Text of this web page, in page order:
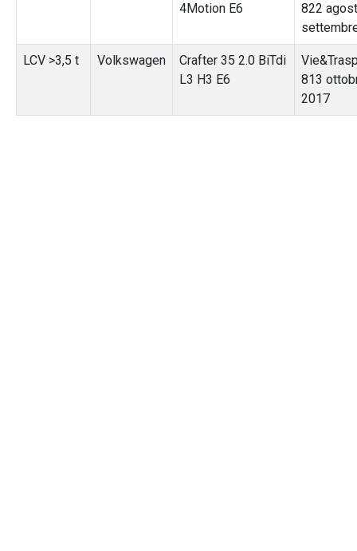
4Motion E6
822
LCV >3,5 t Volkswagen
Crafter 35 2.0 BiTdi
L3 H3 E6
813
2017